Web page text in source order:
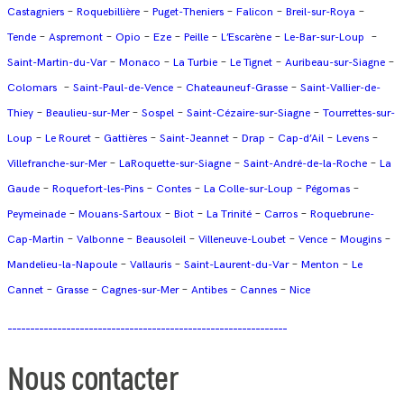
Castagniers – Roquebillière – Puget-Theniers – Falicon – Breil-sur-Roya –
Tende – Aspremont – Opio – Eze – Peille – L’Escarène – Le-Bar-sur-Loup –
Saint-Martin-du-Var– Monaco – La Turbie – Le Tignet – Auribeau-sur-Siagne –
Colomars – Saint-Paul-de-Vence – Chateauneuf-Grasse – Saint-Vallier-de-
Thiey – Beaulieu-sur-Mer– Sospel – Saint-Cézaire-sur-Siagne – Tourrettes-sur-
Loup – Le Rouret – Gattières – Saint-Jeannet – Drap – Cap-d’Ail – Levens –
Villefranche-sur-Mer– LaRoquette-sur-Siagne – Saint-André-de-la-Roche – La
Gaude – Roquefort-les-Pins – Contes – La Colle-sur-Loup – Pégomas –
Peymeinade – Mouans-Sartoux – Biot – La Trinité – Carros – Roquebrune-
Cap-Martin – Valbonne – Beausoleil – Villeneuve-Loubet – Vence – Mougins –
Mandelieu-la-Napoule – Vallauris – Saint-Laurent-du-Var– Menton – Le
Cannet – Grasse – Cagnes-sur-Mer– Antibes – Cannes – Nice
Nous contacter